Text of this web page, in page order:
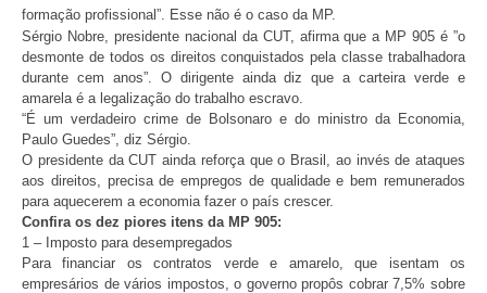
formação profissional”. Esse não é o caso da MP.
Sérgio Nobre, presidente nacional da CUT, afirma que a MP 905 é ”o
desmonte de todos os direitos conquistados pela classe trabalhadora
durante cem anos”. O dirigente ainda diz que a carteira verde e
amarela é a legalização do trabalho escravo.
“É um verdadeiro crime de Bolsonaro e do ministro da Economia,
Paulo Guedes”, diz Sérgio.
O presidente da CUT ainda reforça que o Brasil, ao invés de ataques
aos direitos, precisa de empregos de qualidade e bem remunerados
para aquecerem a economia fazer o país crescer.
Confira os dez piores itens da MP 905:
1 – Imposto para desempregados
Para financiar os contratos verde e amarelo, que isentam os
empresários de vários impostos, o governo propôs cobrar 7,5% sobre